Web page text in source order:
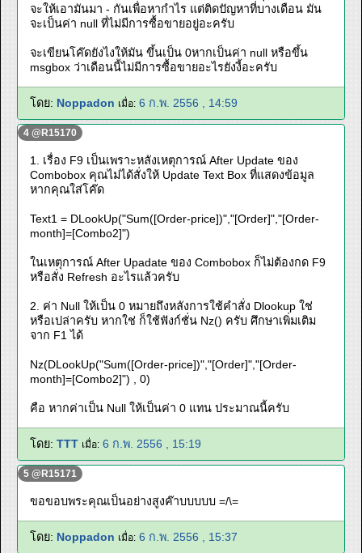
จะให้เอามันมา - กันเพื่อหากำไร แต่ติดปัญหาที่บางเดือน มัน
จะเป็นค่า null ที่ไม่มีการซื้อขายอยู่อะครับ
จะเขียนโค๊ดยังไงให้มัน ขึ้นเป็น 0หากเป็นค่า null หรือขึ้น
msgbox ว่าเดือนนี้ไม่มีการซื้อขายอะไรยังงี้อะครับ
โดย: Noppadon เมื่อ: 6 ก.พ. 2556 , 14:59
4 @R15170
1. เรื่อง F9 เป็นเพราะหลังเหตุการณ์ After Update ของ
Combobox คุณไม่ได้สั่งให้ Update Text Box ที่แสดงข้อมูล
หากคุณใส่โค๊ด
Text1 = DLookUp("Sum([Order-price])","[Order]","[Order-
month]=[Combo2]")
ในเหตุการณ์ After Upadate ของ Combobox ก็ไม่ต้องกด F9
หรือสั่ง Refresh อะไรแล้วครับ
2. ค่า Null ให้เป็น 0 หมายถึงหลังการใช้คำสั่ง Dlookup ใช่
หรือเปล่าครับ หากใช่ ก็ใช้ฟังก์ชั่น Nz() ครับ ศึกษาเพิ่มเติม
จาก F1 ได้
Nz(DLookUp("Sum([Order-price])","[Order]","[Order-
month]=[Combo2]") , 0)
คือ หากค่าเป็น Null ให้เป็นค่า 0 แทน ประมาณนี้ครับ
โดย: TTT เมื่อ: 6 ก.พ. 2556 , 15:19
5 @R15171
ขอขอบพระคุณเป็นอย่างสูงค๊าบบบบบ =/\=
โดย: Noppadon เมื่อ: 6 ก.พ. 2556 , 15:37